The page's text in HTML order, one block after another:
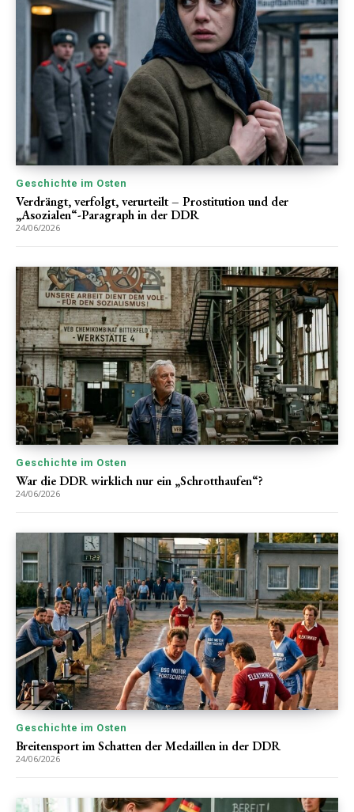
Geschichte im Osten
Verdrängt, verfolgt, verurteilt – Prostitution und der
„Asozialen“-Paragraph in der DDR
24/06/2026
Geschichte im Osten
War die DDR wirklich nur ein „Schrotthaufen“?
24/06/2026
Geschichte im Osten
Breitensport im Schatten der Medaillen in der DDR
24/06/2026